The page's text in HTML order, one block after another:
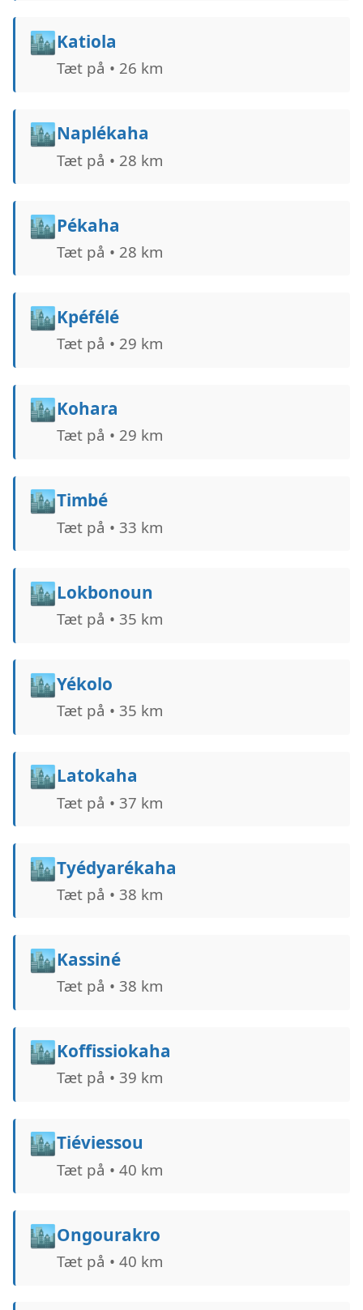
🏙️Katiola
Tæt på • 26 km
🏙️Naplékaha
Tæt på • 28 km
🏙️Pékaha
Tæt på • 28 km
🏙️Kpéfélé
Tæt på • 29 km
🏙️Kohara
Tæt på • 29 km
🏙️Timbé
Tæt på • 33 km
🏙️Lokbonoun
Tæt på • 35 km
🏙️Yékolo
Tæt på • 35 km
🏙️Latokaha
Tæt på • 37 km
🏙️Tyédyarékaha
Tæt på • 38 km
🏙️Kassiné
Tæt på • 38 km
🏙️Koffissiokaha
Tæt på • 39 km
🏙️Tiéviessou
Tæt på • 40 km
🏙️Ongourakro
Tæt på • 40 km